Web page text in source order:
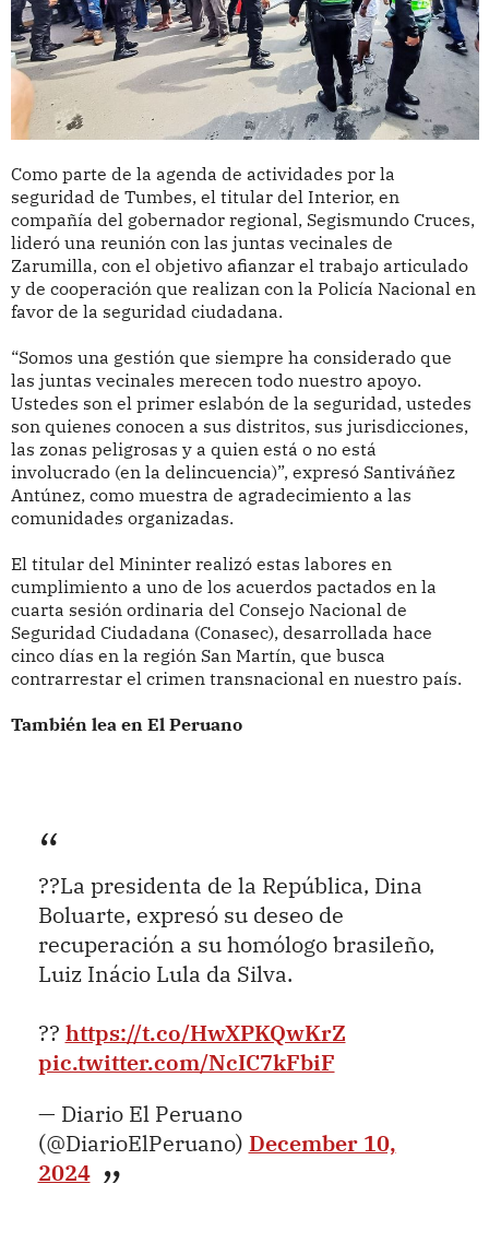
Como parte de la agenda de actividades por la
seguridad de Tumbes, el titular del Interior, en
compañía del gobernador regional, Segismundo Cruces,
lideró una reunión con las juntas vecinales de
Zarumilla, con el objetivo afianzar el trabajo articulado
y de cooperación que realizan con la Policía Nacional en
favor de la seguridad ciudadana.
“Somos una gestión que siempre ha considerado que
las juntas vecinales merecen todo nuestro apoyo.
Ustedes son el primer eslabón de la seguridad, ustedes
son quienes conocen a sus distritos, sus jurisdicciones,
las zonas peligrosas y a quien está o no está
involucrado (en la delincuencia)”, expresó Santiváñez
Antúnez, como muestra de agradecimiento a las
comunidades organizadas.
El titular del Mininter realizó estas labores en
cumplimiento a uno de los acuerdos pactados en la
cuarta sesión ordinaria del Consejo Nacional de
Seguridad Ciudadana (Conasec), desarrollada hace
cinco días en la región San Martín, que busca
contrarrestar el crimen transnacional en nuestro país.
También lea en El Peruano
??La presidenta de la República, Dina
Boluarte, expresó su deseo de
recuperación a su homólogo brasileño,
Luiz Inácio Lula da Silva.
?? https://t.co/HwXPKQwKrZ
pic.twitter.com/NcIC7kFbiF
— Diario El Peruano
(@DiarioElPeruano) December 10,
2024